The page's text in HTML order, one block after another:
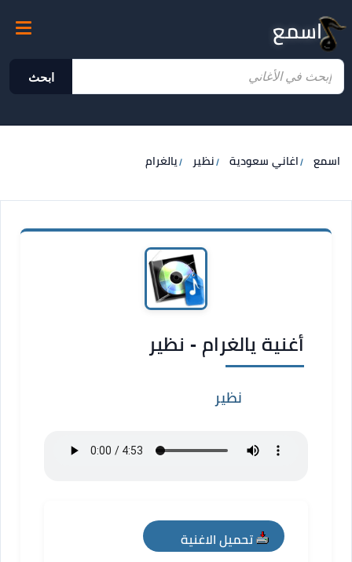
اسمع
ابحث
اسمع اغاني سعودية نظير يالغرام
أغنية يالغرام - نظير
نظير
تحميل الاغنية